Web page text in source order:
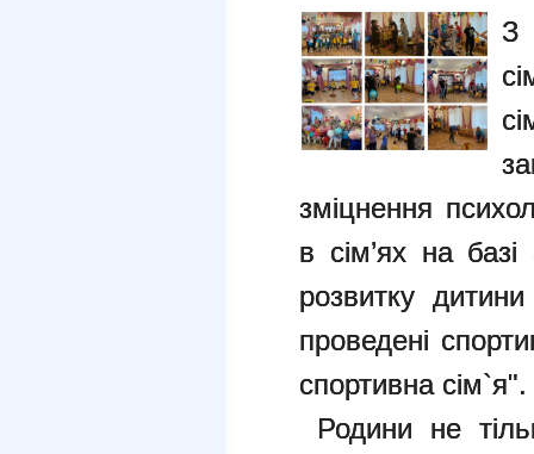
З
зміцнення
в сім’ях на
розвитку
проведені
спортивна сім`я".
Родини не